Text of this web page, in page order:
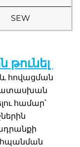
SEW
թունել
հովացման
համար՝